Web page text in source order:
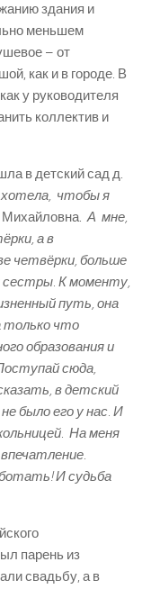
здания и
меньшем
– от
как и в городе. В
у руководителя
коллектив и
в детский сад д.
чтобы я
Михайловна. ­ А мне,
а в
четвёрки, больше
сестры. К моменту,
путь, она
только что
образования и
сюда,
в детский
было его у нас. И
На меня
И судьба
парень из
свадьбу, а в